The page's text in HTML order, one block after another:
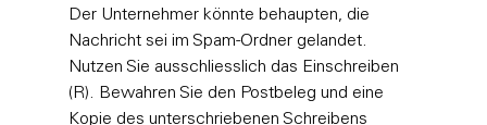
Der Unternehmer könnte behaupten, die
Nachricht sei im Spam-Ordner gelandet.
Nutzen Sie ausschliesslich das Einschreiben
(R). Bewahren Sie den Postbeleg und eine
Kopie des unterschriebenen Schreibens